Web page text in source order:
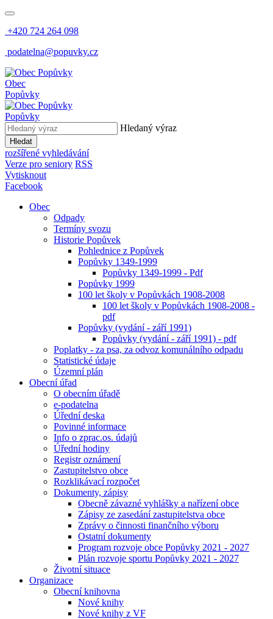
+420 724 264 098
podatelna@popuvky.cz
Obec
Popůvky
Popůvky
Hledaný výraz
Hledat
rozšířené vyhledávání
Verze pro seniory RSS
Vytisknout
Facebook
Obec
Odpady
Termíny svozu
Historie Popůvek
Pohlednice z Popůvek
Popůvky 1349-1999
Popůvky 1349-1999 - Pdf
Popůvky 1999
100 let školy v Popůvkách 1908-2008
100 let školy v Popůvkách 1908-2008 -
pdf
Popůvky (vydání - září 1991)
Popůvky (vydání - září 1991) - pdf
Poplatky - za psa, za odvoz komunálního odpadu
Statistické údaje
Územní plán
Obecní úřad
O obecním úřadě
e-podatelna
Úřední deska
Povinné informace
Info o zprac.os. údajů
Úřední hodiny
Registr oznámení
Zastupitelstvo obce
Rozklikávací rozpočet
Dokumenty, zápisy
Obecně závazné vyhlášky a nařízení obce
Zápisy ze zasedání zastupitelstva obce
Zprávy o činnosti finančního výboru
Ostatní dokumenty
Program rozvoje obce Popůvky 2021 - 2027
Plán rozvoje sportu Popůvky 2021 - 2027
Životní situace
Organizace
Obecní knihovna
Nové knihy
Nové knihy z VF